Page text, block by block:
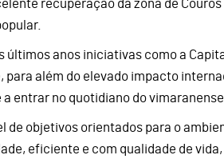
recuperação da zona de
últimos anos iniciativas como a
para além do elevado impacto
entrar no quotidiano do vimaranense.
de objetivos orientados para o
eficiente e com qualidade de